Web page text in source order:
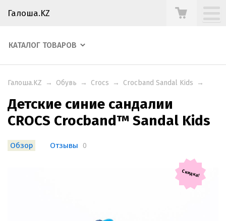
Галоша.KZ
КАТАЛОГ ТОВАРОВ
Галоша.KZ → Обувь → Crocs → Crocband Sandal Kids →
Детские синие сандалии
CROCS Crocband™ Sandal Kids
Обзор Отзывы 0
Скидка!